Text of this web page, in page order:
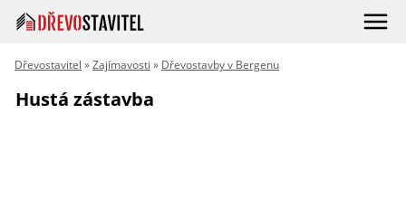
Dřevostavitel »Zajímavosti » Dřevostavby v Bergenu
Hustá zástavba